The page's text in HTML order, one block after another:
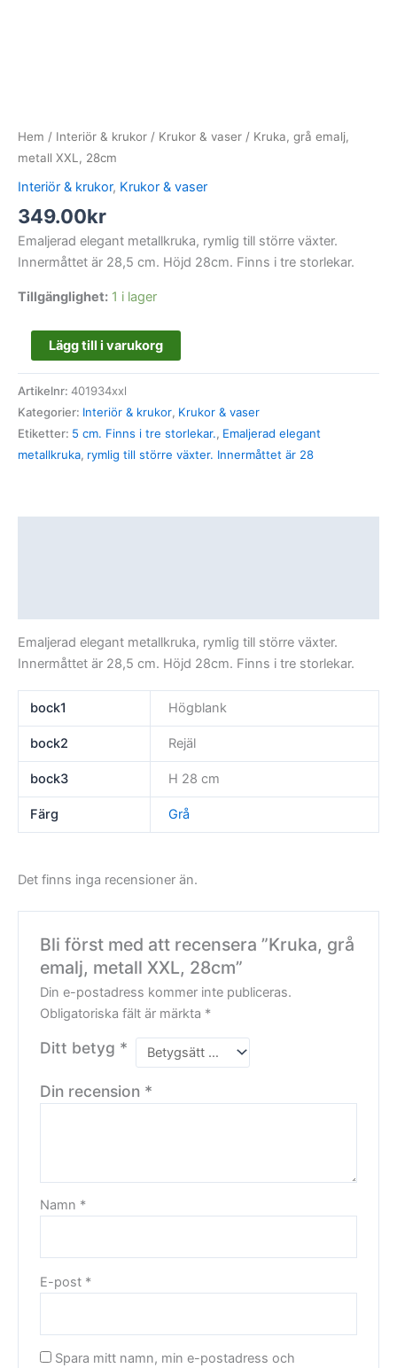
Hem / Interiör & krukor / Krukor & vaser / Kruka, grå emalj,
metall XXL, 28cm
Interiör & krukor, Krukor & vaser
349.00kr
Emaljerad elegant metallkruka, rymlig till större växter.
Innermåttet är 28,5 cm. Höjd 28cm. Finns i tre storlekar.
Tillgänglighet: 1 i lager
Lägg till i varukorg
Artikelnr: 401934xxl
Kategorier: Interiör & krukor, Krukor & vaser
Etiketter: 5 cm. Finns i tre storlekar., Emaljerad elegant
metallkruka, rymlig till större växter. Innermåttet är 28
Emaljerad elegant metallkruka, rymlig till större växter.
Innermåttet är 28,5 cm. Höjd 28cm. Finns i tre storlekar.
bock1 Högblank
bock2 Rejäl
bock3 H 28 cm
Färg Grå
Det finns inga recensioner än.
Bli först med att recensera ”Kruka, grå
emalj, metall XXL, 28cm”
Din e-postadress kommer inte publiceras.
Obligatoriska fält är märkta *
Ditt betyg *
Din recension *
Namn *
E-post *
Spara mitt namn, min e-postadress och